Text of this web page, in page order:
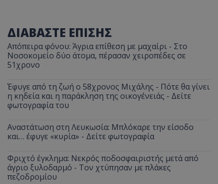
ΔΙΑΒΑΣΤΕ ΕΠΙΣΗΣ
Απόπειρα φόνου: Άγρια επίθεση με μαχαίρι - Στο
Νοσοκομείο δύο άτομα, πέρασαν χειροπέδες σε
51χρονο
Έφυγε από τη ζωή ο 58χρονος Μιχάλης - Πότε θα γίνει
η κηδεία και η παράκληση της οικογένειάς - Δείτε
φωτογραφία του
Αναστάτωση στη Λευκωσία: Μπλόκαρε την είσοδο
και… έφυγε «κυρία» - Δείτε φωτογραφία
Φριχτό έγκλημα: Νεκρός ποδοσφαιριστής μετά από
άγριο ξυλοδαρμό - Τον χτύπησαν με πλάκες
πεζοδρομίου